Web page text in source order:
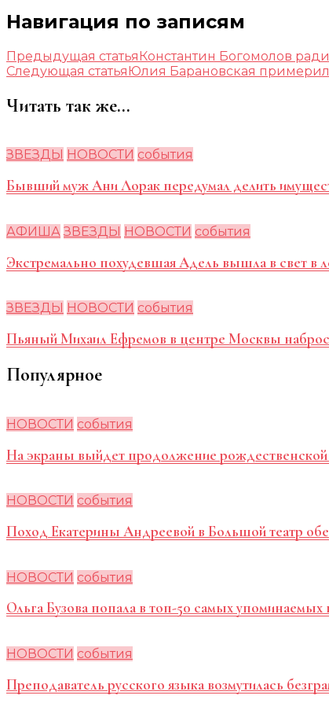
Навигация по записям
Предыдущая статьяКонстантин Богомолов
Следующая статьяЮлия Барановская
Читать так же...
ЗВЕЗДЫ НОВОСТИ события
Бывший муж Ани Лорак передумал делить
АФИША ЗВЕЗДЫ НОВОСТИ события
Экстремально похудевшая Адель вышла в свет в
ЗВЕЗДЫ НОВОСТИ события
Пьяный Михаил Ефремов в центре Москвы
Популярное
НОВОСТИ события
На экраны выйдет продолжение
НОВОСТИ события
Поход Екатерины Андреевой в Большой театр
НОВОСТИ события
Ольга Бузова попала в топ-50 самых
НОВОСТИ события
Преподаватель русского языка возмутилась